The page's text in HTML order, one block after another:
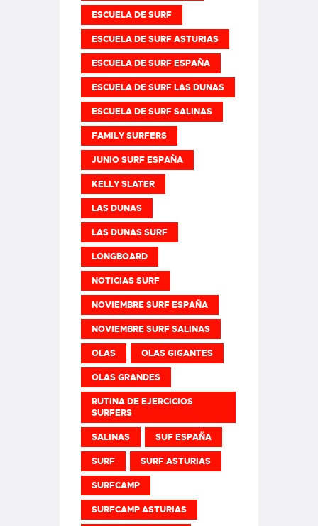
ESCUELA DE SURF
ESCUELA DE SURF ASTURIAS
ESCUELA DE SURF ESPAÑA
ESCUELA DE SURF LAS DUNAS
ESCUELA DE SURF SALINAS
FAMILY SURFERS
JUNIO SURF ESPAÑA
KELLY SLATER
LAS DUNAS
LAS DUNAS SURF
LONGBOARD
NOTICIAS SURF
NOVIEMBRE SURF ESPAÑA
NOVIEMBRE SURF SALINAS
OLAS OLAS GIGANTES
OLAS GRANDES
RUTINA DE EJERCICIOS
SURFERS
SALINAS SUF ESPAÑA
SURF SURF ASTURIAS
SURFCAMP
SURFCAMP ASTURIAS